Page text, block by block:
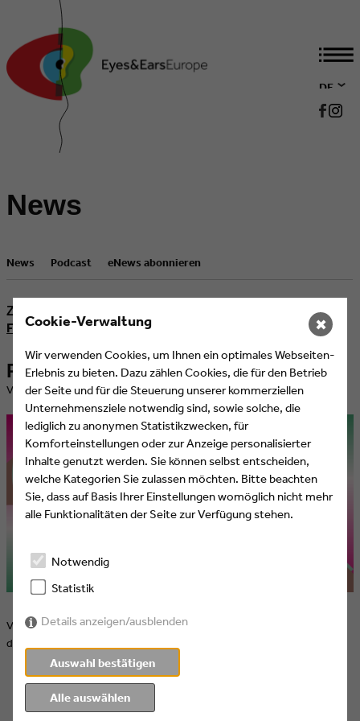
DE
EN
News
News Podcast eNews abonnieren
Zeige alle Artikel mit Schlagwort "Repair Revolution".
Filter zurücksetzen
Repair Revolution!
​Veröffentlicht am 01.04.2023 von Eyes & Ears of Europe
Vom 31 März bis15 Oktober zeigt das Museum für Gestaltung Zürich
die Ausstellung Repair Revolution!
Cookie-Verwaltung
Wir verwenden Cookies, um Ihnen ein optimales Webseiten-
Erlebnis zu bieten. Dazu zählen Cookies, die für den Betrieb
der Seite und für die Steuerung unserer kommerziellen
Unternehmensziele notwendig sind, sowie solche, die
lediglich zu anonymen Statistikzwecken, für
Komforteinstellungen oder zur Anzeige personalisierter
Inhalte genutzt werden. Sie können selbst entscheiden,
welche Kategorien Sie zulassen möchten. Bitte beachten
Sie, dass auf Basis Ihrer Einstellungen womöglich nicht mehr
alle Funktionalitäten der Seite zur Verfügung stehen.
Notwendig
Statistik
Details anzeigen/ausblenden
Auswahl bestätigen
Alle auswählen
✖